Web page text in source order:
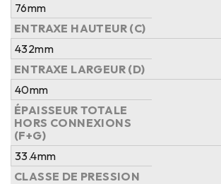
76mm
ENTRAXE HAUTEUR (C)
432mm
ENTRAXE LARGEUR (D)
40mm
ÉPAISSEUR TOTALE
HORS CONNEXIONS
(F+G)
33.4mm
CLASSE DE PRESSION